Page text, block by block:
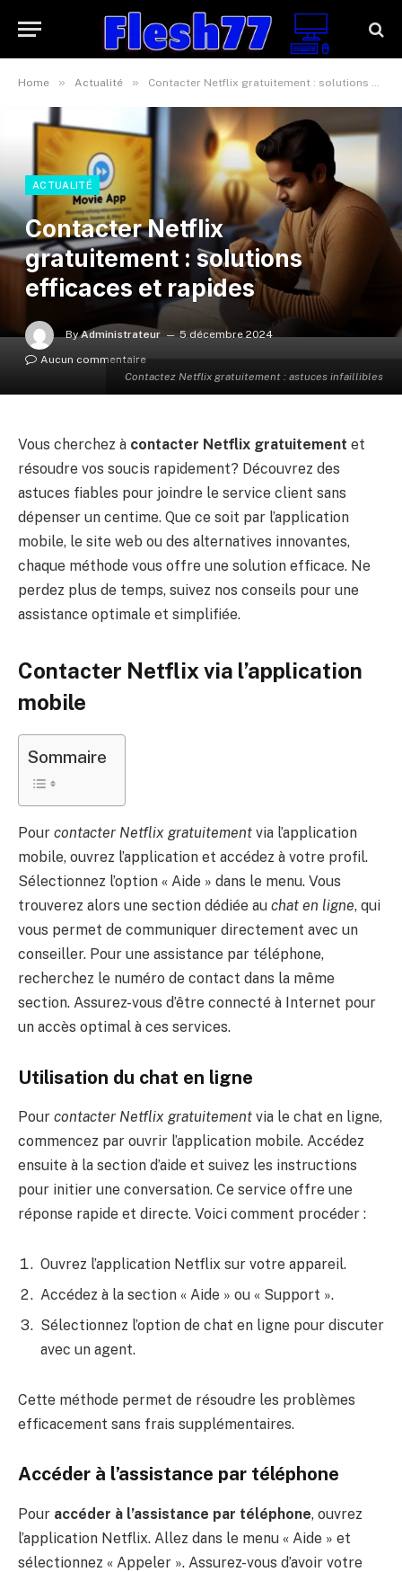
Home » Actualité » Contacter Netflix gratuitement : solutions efficaces et rapides
Contactez Netflix gratuitement : astuces infaillibles
ACTUALITÉ
Contacter Netflix
gratuitement : solutions
efficaces et rapides
By Administrateur
5 décembre 2024
Aucun commentaire
Vous cherchez à contacter Netflix gratuitement et
résoudre vos soucis rapidement? Découvrez des
astuces fiables pour joindre le service client sans
dépenser un centime. Que ce soit par l’application
mobile, le site web ou des alternatives innovantes,
chaque méthode vous offre une solution efficace. Ne
perdez plus de temps, suivez nos conseils pour une
assistance optimale et simplifiée.
Contacter Netflix via l’application
mobile
Sommaire
Pour contacter Netflix gratuitement via l’application
mobile, ouvrez l’application et accédez à votre profil.
Sélectionnez l’option « Aide » dans le menu. Vous
trouverez alors une section dédiée au chat en ligne, qui
vous permet de communiquer directement avec un
conseiller. Pour une assistance par téléphone,
recherchez le numéro de contact dans la même
section. Assurez-vous d’être connecté à Internet pour
un accès optimal à ces services.
Utilisation du chat en ligne
Pour contacter Netflix gratuitement via le chat en ligne,
commencez par ouvrir l’application mobile. Accédez
ensuite à la section d’aide et suivez les instructions
pour initier une conversation. Ce service offre une
réponse rapide et directe. Voici comment procéder :
Ouvrez l’application Netflix sur votre appareil.
Accédez à la section « Aide » ou « Support ».
Sélectionnez l’option de chat en ligne pour discuter
avec un agent.
Cette méthode permet de résoudre les problèmes
efficacement sans frais supplémentaires.
Accéder à l’assistance par téléphone
Pour accéder à l’assistance par téléphone, ouvrez
l’application Netflix. Allez dans le menu « Aide » et
sélectionnez « Appeler ». Assurez-vous d’avoir votre